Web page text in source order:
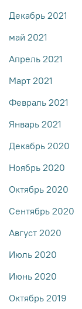
Декабрь 2021
май 2021
Апрель 2021
Март 2021
Февраль 2021
Январь 2021
Декабрь 2020
Ноябрь 2020
Октябрь 2020
Сентябрь 2020
Август 2020
Июль 2020
Июнь 2020
Октябрь 2019